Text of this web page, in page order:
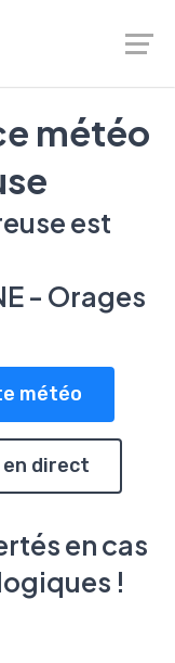
|
02 46 66 00 20
météo
est
- Orages
météo
direct
en cas
!